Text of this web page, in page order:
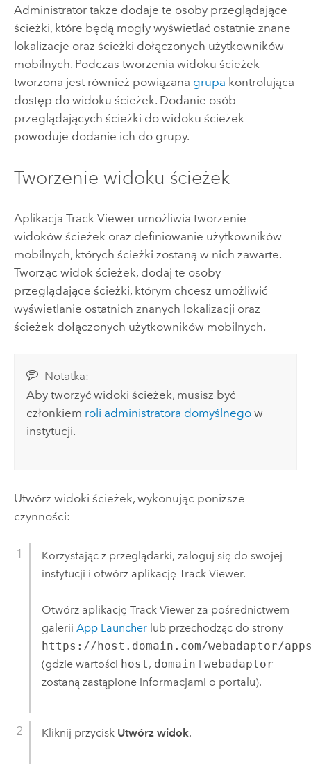
Administrator także dodaje te osoby przeglądające
ścieżki, które będą mogły wyświetlać ostatnie znane
lokalizacje oraz ścieżki dołączonych użytkowników
mobilnych. Podczas tworzenia widoku ścieżek
tworzona jest również powiązana grupa kontrolująca
dostęp do widoku ścieżek. Dodanie osób
przeglądających ścieżki do widoku ścieżek
powoduje dodanie ich do grupy.
Tworzenie widoku ścieżek
Aplikacja Track Viewerumożliwia tworzenie
widoków ścieżek oraz definiowanie użytkowników
mobilnych, których ścieżki zostaną w nich zawarte.
Tworząc widok ścieżek, dodaj te osoby
przeglądające ścieżki, którym chcesz umożliwić
wyświetlanie ostatnich znanych lokalizacji oraz
ścieżek dołączonych użytkowników mobilnych.
Notatka:
Aby tworzyć widoki ścieżek, musisz być
członkiem roli administratora domyślnego w
instytucji.
Utwórz widoki ścieżek, wykonując poniższe
czynności:
Korzystając z przeglądarki, zaloguj się do swojej
instytucji i otwórz aplikację Track Viewer.
Otwórz aplikację Track Viewerza pośrednictwem
galerii App Launcherlub przechodząc do strony
https://host.domain.com/webadaptor/
(gdzie wartości host, domain i webadaptor
zostaną zastąpione informacjami o portalu).
Kliknij przycisk Utwórz widok.